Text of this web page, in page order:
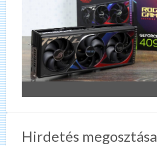
Hirdetés megosztása